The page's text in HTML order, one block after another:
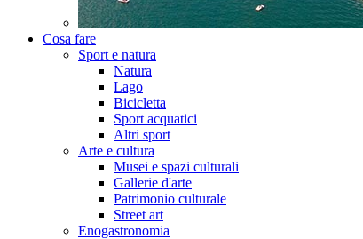
Cosa fare
Sport e natura
Natura
Lago
Bicicletta
Sport acquatici
Altri sport
Arte e cultura
Musei e spazi culturali
Gallerie d'arte
Patrimonio culturale
Street art
Enogastronomia